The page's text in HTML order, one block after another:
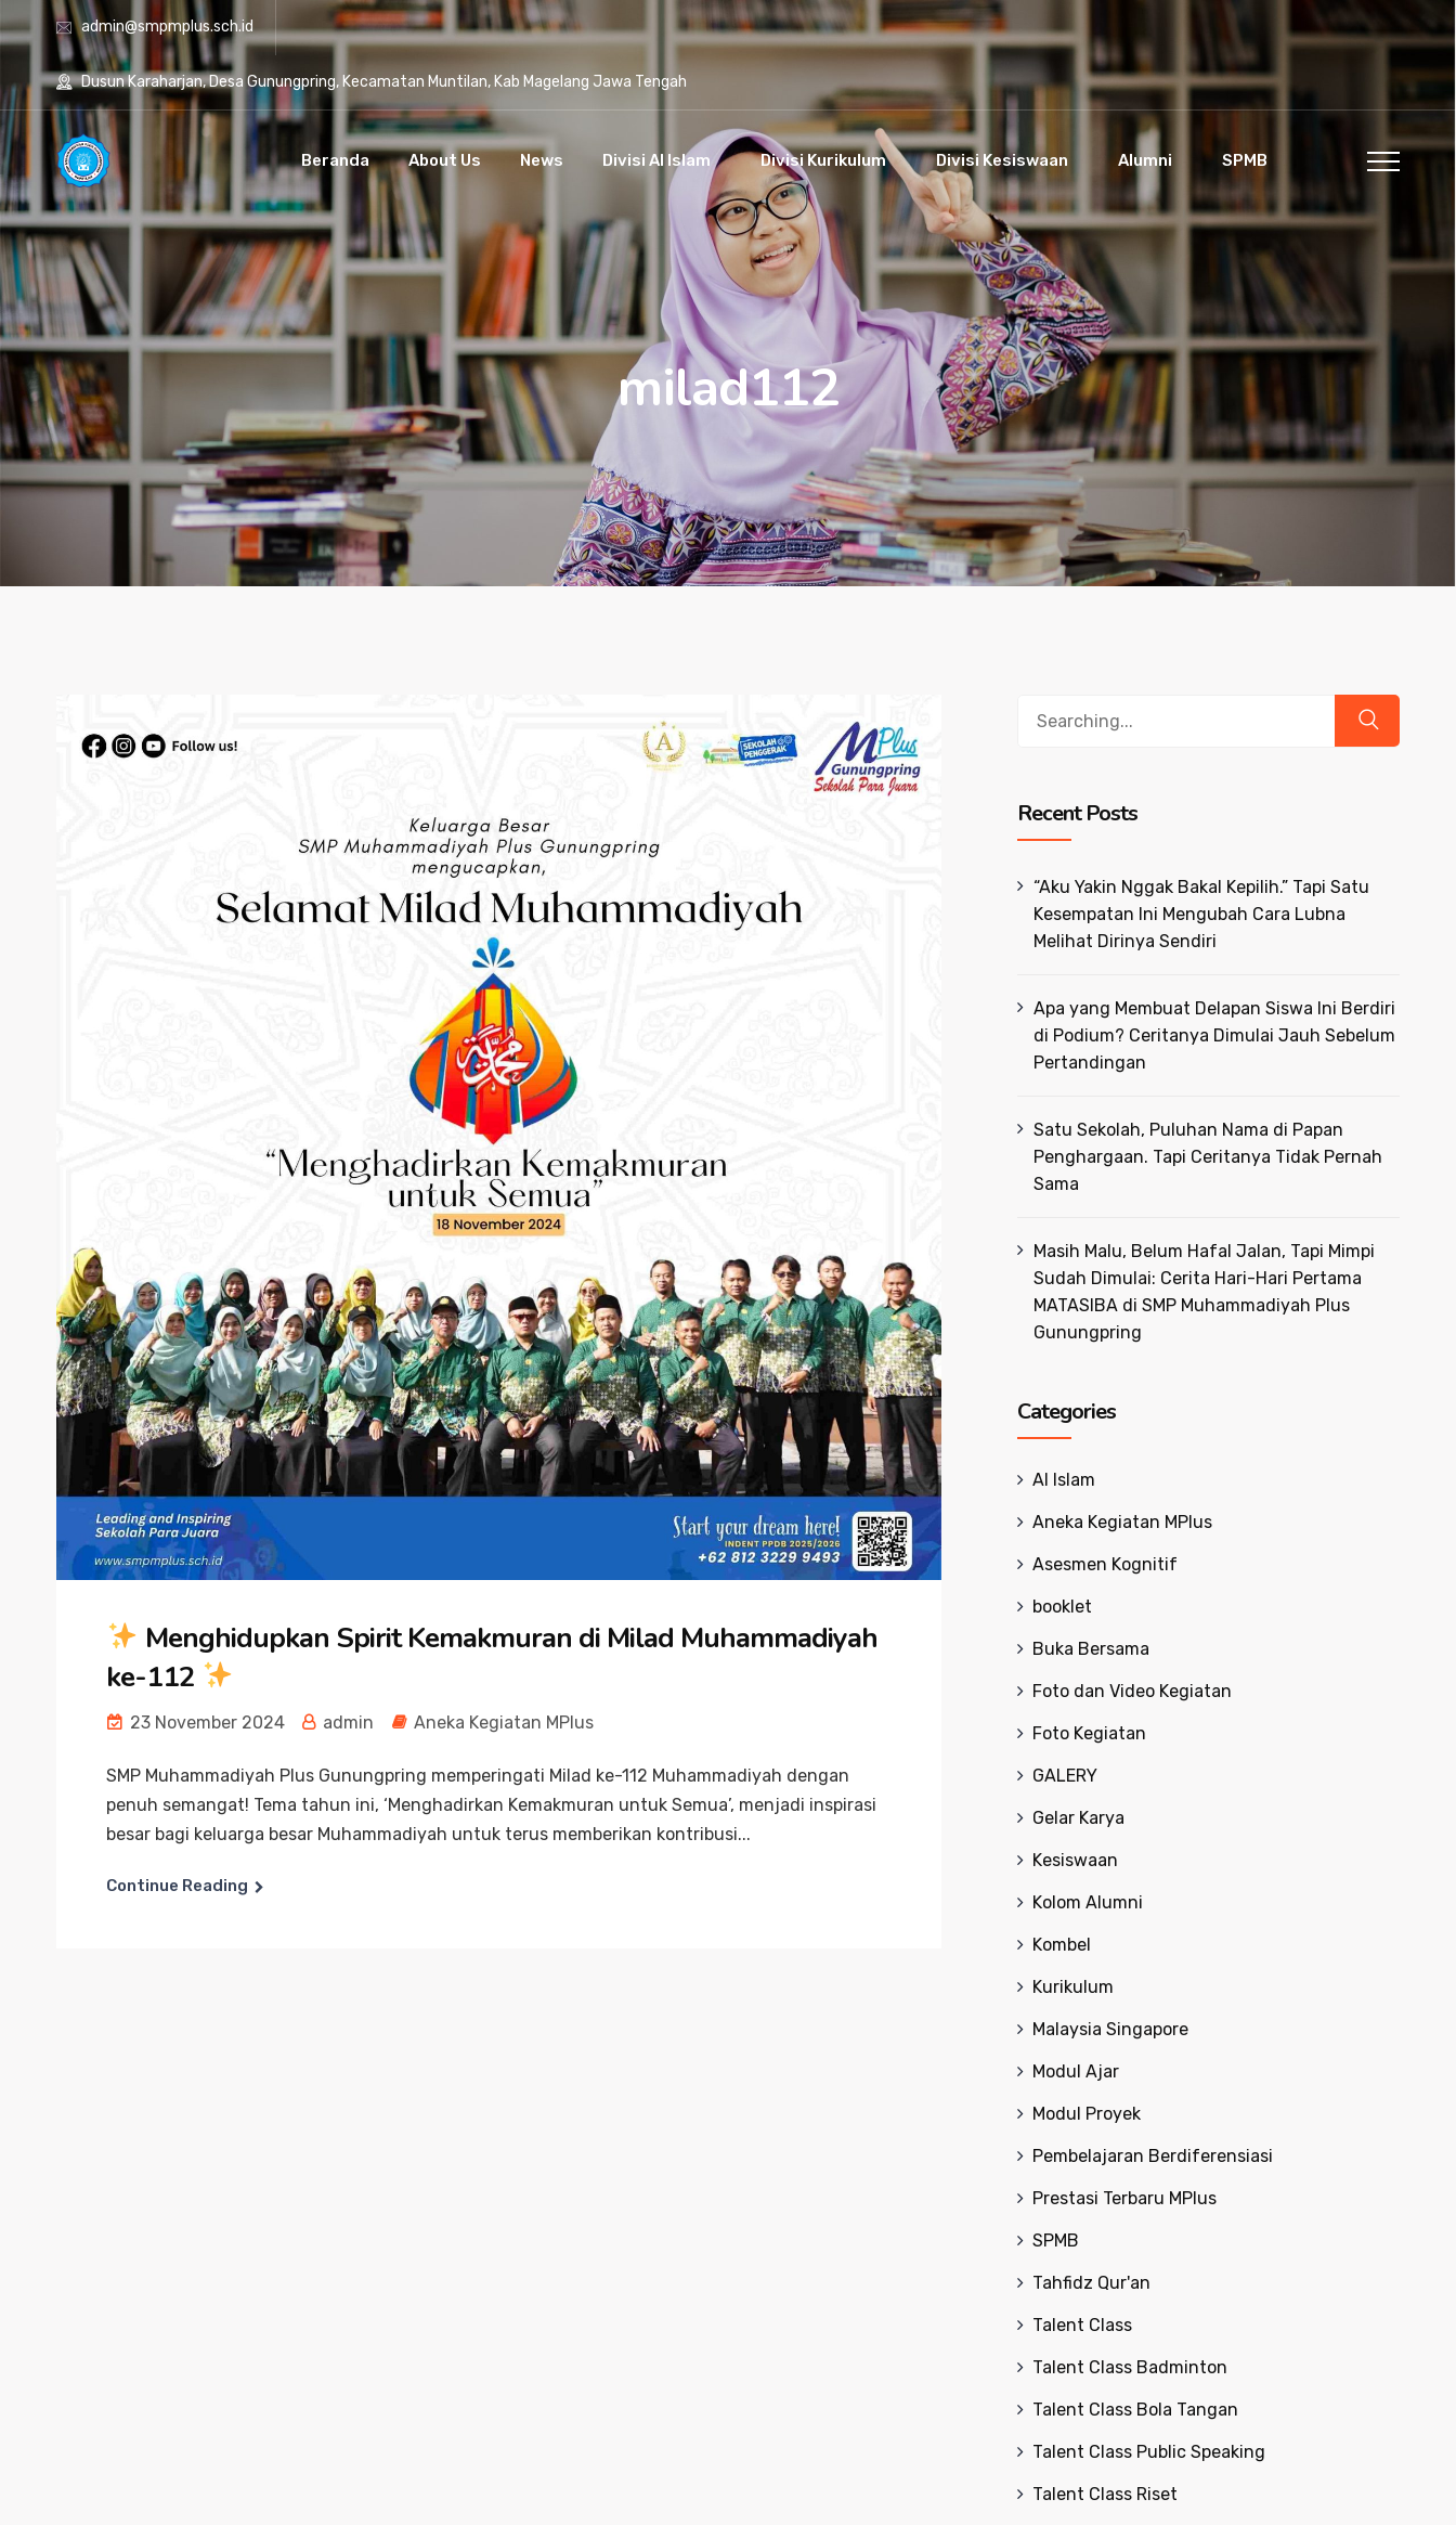
admin@smpmplus.sch.id
Dusun Karaharjan, Desa Gunungpring, Kecamatan Muntilan, Kab Magelang Jawa Tengah
Beranda About Us News Divisi Al Islam Divisi Kurikulum Divisi Kesiswaan Alumni SPMB
milad112
Menghidupkan Spirit Kemakmuran di Milad Muhammadiyah
ke-112
23 November 2024 admin Aneka Kegiatan MPlus
SMP Muhammadiyah Plus Gunungpring memperingati Milad ke-112 Muhammadiyah dengan
penuh semangat! Tema tahun ini, ‘Menghadirkan Kemakmuran untuk Semua’, menjadi inspirasi
besar bagi keluarga besar Muhammadiyah untuk terus memberikan kontribusi...
Continue Reading
Recent Posts
“Aku Yakin Nggak Bakal Kepilih.” Tapi Satu
Kesempatan Ini Mengubah Cara Lubna
Melihat Dirinya Sendiri
Apa yang Membuat Delapan Siswa Ini Berdiri
di Podium? Ceritanya Dimulai Jauh Sebelum
Pertandingan
Satu Sekolah, Puluhan Nama di Papan
Penghargaan. Tapi Ceritanya Tidak Pernah
Sama
Masih Malu, Belum Hafal Jalan, Tapi Mimpi
Sudah Dimulai: Cerita Hari-Hari Pertama
MATASIBA di SMP Muhammadiyah Plus
Gunungpring
Categories
Al Islam
Aneka Kegiatan MPlus
Asesmen Kognitif
booklet
Buka Bersama
Foto dan Video Kegiatan
Foto Kegiatan
GALERY
Gelar Karya
Kesiswaan
Kolom Alumni
Kombel
Kurikulum
Malaysia Singapore
Modul Ajar
Modul Proyek
Pembelajaran Berdiferensiasi
Prestasi Terbaru MPlus
SPMB
Tahfidz Qur'an
Talent Class
Talent Class Badminton
Talent Class Bola Tangan
Talent Class Public Speaking
Talent Class Riset